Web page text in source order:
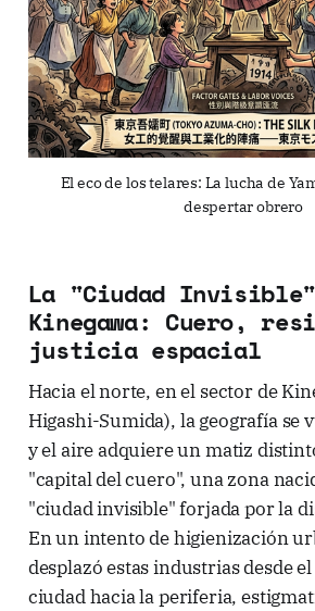
El eco de los telares: La lucha de
despertar obrero
La "Ciudad
Kinegawa: Cuero,
justicia espacial
Hacia el norte, en el sector de
Higashi-Sumida), la geografía se
y el aire adquiere un matiz
"capital del cuero", una zona
"ciudad invisible" forjada por la
En un intento de higienización
desplazó estas industrias desde
ciudad hacia la periferia,